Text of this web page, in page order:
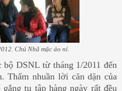
Chú Nhã mặc áo nỉ.
DSNL từ tháng 1/2011 đến
Thấm nhuần lời căn dặn của
tu tập hàng ngày rất đều